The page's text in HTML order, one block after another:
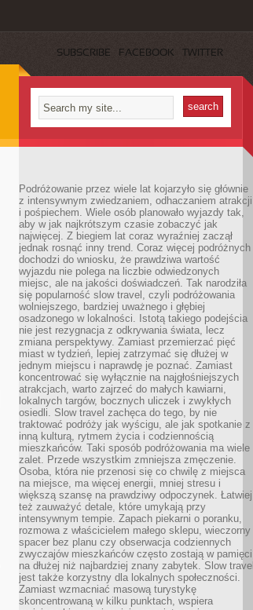
SUBSCRIBE FACEBOOK TWITTER
Podróżowanie przez wiele lat kojarzyło się głównie
z intensywnym zwiedzaniem, odhaczaniem atrakcji
i pośpiechem. Wiele osób planowało wyjazdy tak,
aby w jak najkrótszym czasie zobaczyć jak
najwięcej. Z biegiem lat coraz wyraźniej zaczął
jednak rosnąć inny trend. Coraz więcej podróżnych
dochodzi do wniosku, że prawdziwa wartość
wyjazdu nie polega na liczbie odwiedzonych
miejsc, ale na jakości doświadczeń. Tak narodziła
się popularność slow travel, czyli podróżowania
wolniejszego, bardziej uważnego i głębiej
osadzonego w lokalności. Istotą takiego podejścia
nie jest rezygnacja z odkrywania świata, lecz
zmiana perspektywy. Zamiast przemierzać pięć
miast w tydzień, lepiej zatrzymać się dłużej w
jednym miejscu i naprawdę je poznać. Zamiast
koncentrować się wyłącznie na najgłośniejszych
atrakcjach, warto zajrzeć do małych kawiarni,
lokalnych targów, bocznych uliczek i zwykłych
osiedli. Slow travel zachęca do tego, by nie
traktować podróży jak wyścigu, ale jak spotkanie z
inną kulturą, rytmem życia i codziennością
mieszkańców. Taki sposób podróżowania ma wiele
zalet. Przede wszystkim zmniejsza zmęczenie.
Osoba, która nie przenosi się co chwilę z miejsca
na miejsce, ma więcej energii, mniej stresu i
większą szansę na prawdziwy odpoczynek. Łatwiej
też zauważyć detale, które umykają przy
intensywnym tempie. Zapach piekarni o poranku,
rozmowa z właścicielem małego sklepu, wieczorny
spacer bez planu czy obserwacja codziennych
zwyczajów mieszkańców często zostają w pamięci
na dłużej niż najbardziej znany zabytek. Slow travel
jest także korzystny dla lokalnych społeczności.
Zamiast wzmacniać masową turystykę
skoncentrowaną w kilku punktach, wspiera